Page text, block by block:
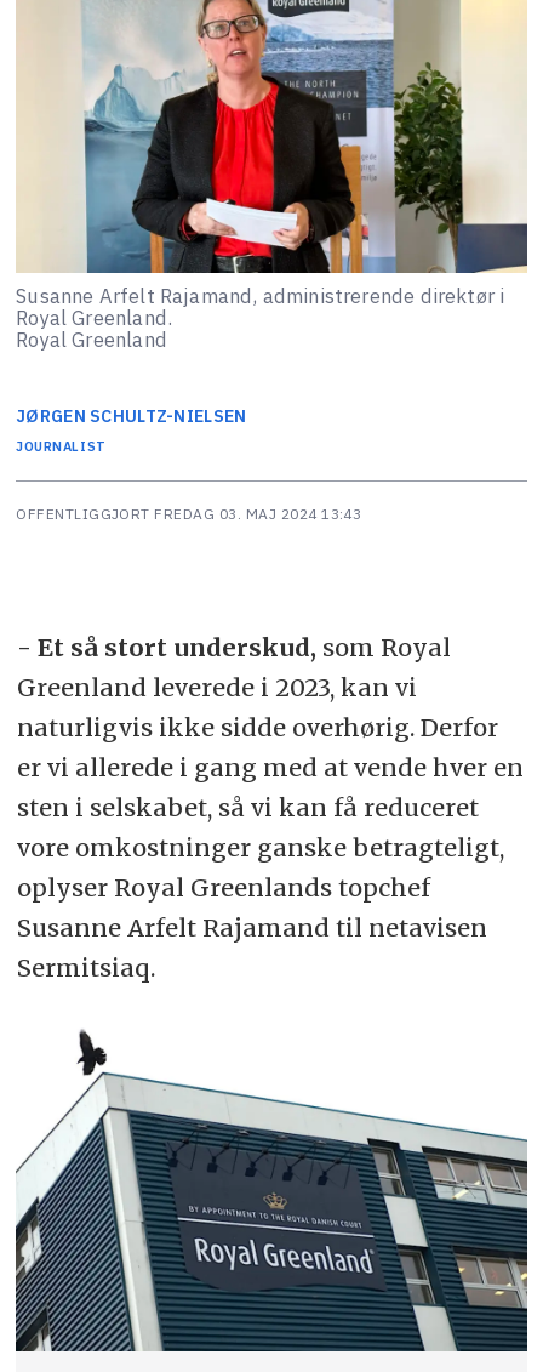
Susanne Arfelt Rajamand, administrerende direktør i
Royal Greenland.
Royal Greenland
JØRGEN SCHULTZ-NIELSEN
JOURNALIST
OFFENTLIGGJORT FREDAG 03. MAJ 2024 13:43
- Et så stort underskud, som Royal
Greenland leverede i 2023, kan vi
naturligvis ikke sidde overhørig. Derfor
er vi allerede i gang med at vende hver en
sten i selskabet, så vi kan få reduceret
vore omkostninger ganske betragteligt,
oplyser Royal Greenlands topchef
Susanne Arfelt Rajamand til netavisen
Sermitsiaq.